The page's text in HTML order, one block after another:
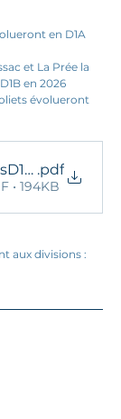
en D1A
et La Prée la
en 2026
évolueront
2025-Final
.pdf
• 194KB
aux divisions :